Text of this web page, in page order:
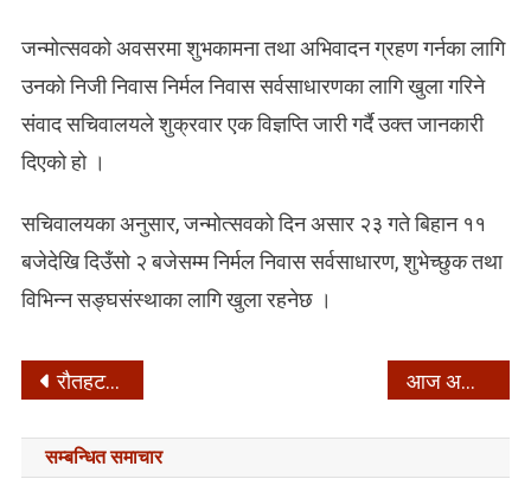
जन्मोत्सवको अवसरमा शुभकामना तथा अभिवादन ग्रहण गर्नका लागि
उनको निजी निवास निर्मल निवास सर्वसाधारणका लागि खुला गरिने
संवाद सचिवालयले शुक्रवार एक विज्ञप्ति जारी गर्दै उक्त जानकारी
दिएको हो ।
सचिवालयका अनुसार, जन्मोत्सवको दिन असार २३ गते बिहान ११
बजेदेखि दिउँसो २ बजेसम्म निर्मल निवास सर्वसाधारण, शुभेच्छुक तथा
विभिन्न सङ्घसंस्थाका लागि खुला रहनेछ ।
Post
navigation
रौतहटमा सेफ्टिक ट्यांकीमा खसेर दुई बालबालिकाको मृत्यु आज असार १५, राष्ट्रिय धान दिवस तथा दहिचिउरा खाने दिन
सम्बन्धित समाचार